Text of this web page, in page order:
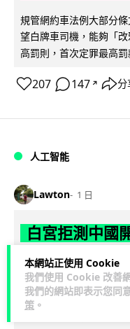
本網站正使用 Cookie
我們使用 Cookie 改善
我們的網站即表示您同
策 。
規管網約車法例大部分
望白牌車司機，能夠「
高罰則，首次定罪最高罰
207 147 ↗ 分
人工智能
Lawton 1 日
白宮拒測中國
全框架選擇性執
彭博社報道，白宮通知
模型將不納入特朗普政